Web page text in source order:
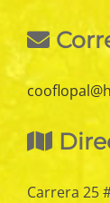
Carrera 25